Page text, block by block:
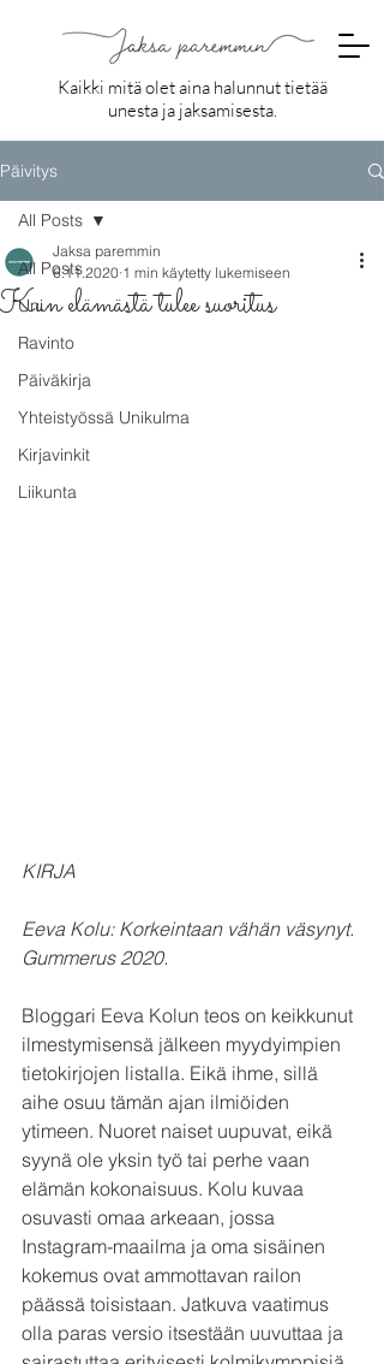
Kaikki mitä olet aina halunnut tietää
unesta ja jaksamisesta.
Päivitys
All Posts
Uni
Ravinto
Päiväkirja
Yhteistyössä Unikulma
Kirjavinkit
Liikunta
All Posts
Kun elämästä tulee suoritus
Jaksa paremmin
6.11.2020 1 min käytetty lukemiseen
KIRJA
Eeva Kolu: Korkeintaan vähän väsynyt.
Gummerus 2020.
Bloggari Eeva Kolun teos on keikkunut
ilmestymisensä jälkeen myydyimpien
tietokirjojen listalla. Eikä ihme, sillä
aihe osuu tämän ajan ilmiöiden
ytimeen. Nuoret naiset uupuvat, eikä
syynä ole yksin työ tai perhe vaan
elämän kokonaisuus. Kolu kuvaa
osuvasti omaa arkeaan, jossa
Instagram-maailma ja oma sisäinen
kokemus ovat ammottavan railon
päässä toisistaan. Jatkuva vaatimus
olla paras versio itsestään uuvuttaa ja